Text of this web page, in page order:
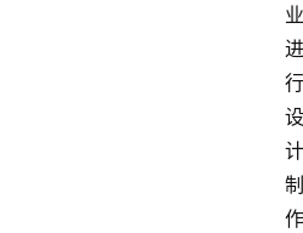
业
进
行
设
计
制
作